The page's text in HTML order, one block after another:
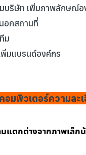
บริษัท เพิ่มภาพลักษณ์อ
อกสถานที่
ม
พิ่มแบรนด์องค์กร
มพิวเตอร์ความล
มแตกต่างจากภาพเ